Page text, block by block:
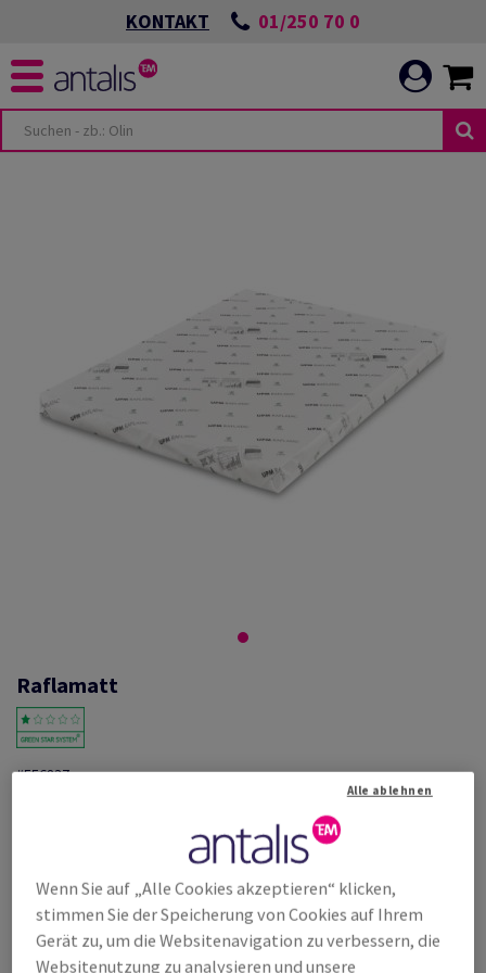
KONTAKT 01/250 70 0
Raflamatt
#556837
Permanent (SP34), ungeschlitzt, holzfrei, 80g/m2, 500mmx700mm,
Paket zu 250 Bogen/Blatt, FSC Mix Credit
Produkt weiterempfehlen
Listenpreis
€ 1 024,61 21,05% Rabatt
Wenn Sie auf „Alle Cookies akzeptieren“ klicken,
stimmen Sie der Speicherung von Cookies auf Ihrem
Gerät zu, um die Websitenavigation zu verbessern, die
Websitenutzung zu analysieren und unsere
Alle ablehnen